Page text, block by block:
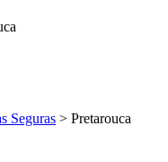
Seguras > Pretarouca